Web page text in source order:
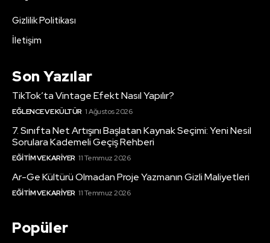
Gizlilik Politikası
İletişim
Son Yazılar
TikTok’ta Vintage Efekt Nasıl Yapılır?
EĞLENCE VE KÜLTÜR 1 Ağustos 2026
7. Sınıfta Net Artışını Başlatan Kaynak Seçimi: Yeni Nesil
Sorulara Kademeli Geçiş Rehberi
EĞITIM VE KARIYER 11 Temmuz 2026
Ar-Ge Kültürü Olmadan Proje Yazmanın Gizli Maliyetleri
EĞITIM VE KARIYER 11 Temmuz 2026
Popüler